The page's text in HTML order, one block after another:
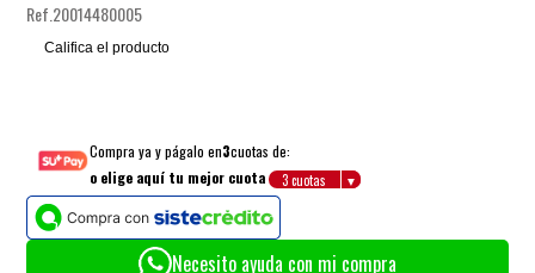
Ref. 20014480005
Califica el producto
Compra ya y págalo en3cuotas de:
o elige aquí tu mejor cuota
Necesito ayuda con mi compra